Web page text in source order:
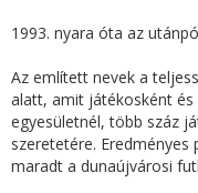
1993. nyara óta az
Az említett nevek a
alatt, amit játékosként
egyesületnél, több száz
szeretetére.
maradt a dunaújvárosi